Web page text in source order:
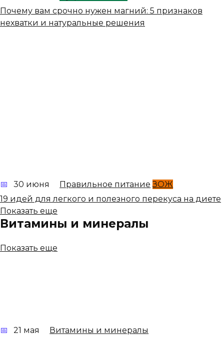
Почему вам срочно нужен магний: 5 признаков
нехватки и натуральные решения
30 июня Правильное питание ЗОЖ
19 идей для легкого и полезного перекуса на диете
Показать еще
Витамины и минералы
Показать еще
21 мая
Витамины и минералы